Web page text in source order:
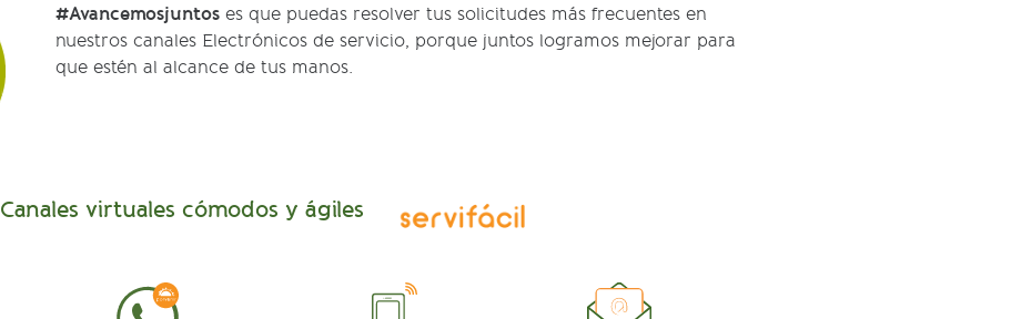
#Avancemosjuntoses que puedas resolver tus solicitudes más frecuentes en
nuestros canales Electrónicos de servicio, porque juntos logramos mejorar para
que estén al alcance de tus manos.
Canales virtuales cómodos y ágiles